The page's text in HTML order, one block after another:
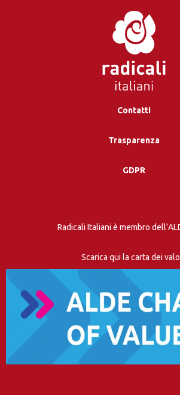
Contatti
Trasparenza
GDPR
Radicali Italiani è membro
Scarica qui la carta dei